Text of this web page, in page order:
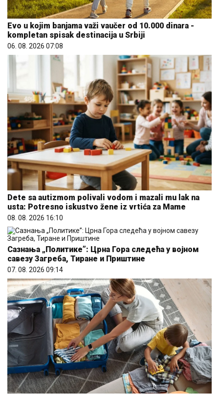
Evo u kojim banjama važi vaučer od 10.000 dinara -
kompletan spisak destinacija u Srbiji
06. 08. 2026 07:08
Dete sa autizmom polivali vodom i mazali mu lak na
usta: Potresno iskustvo žene iz vrtića za Mame
08. 08. 2026 16:10
Сазнања „Политике”: Црна Гора следећа у војном
савезу Загреба, Тиране и Приштине
07. 08. 2026 09:14